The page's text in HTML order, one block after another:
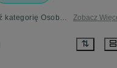
Części do osobówek - Dębica - sprawdź kategorię Osobowe Zobacz